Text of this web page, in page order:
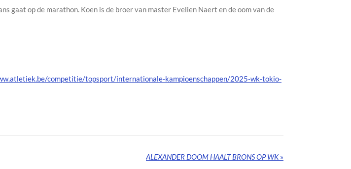
gaat op de marathon. Koen is de broer van master Evelien Naert en de oom van de
competitie/topsport/internationale-kampioenschappen/2025-wk-tokio-
ALEXANDER DOOM HAALT BRONS OP WK »